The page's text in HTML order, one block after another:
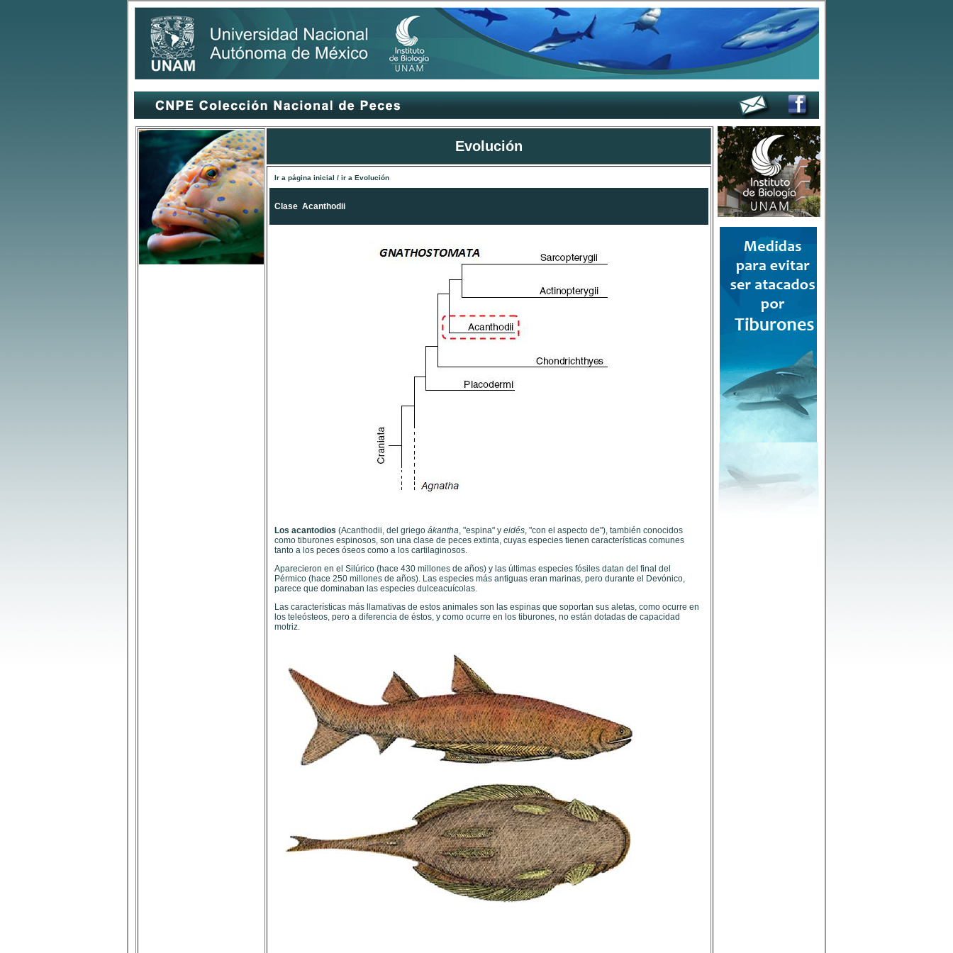
Evolución
Ir a página inicial / ir a Evolución
Clase Acanthodii
Los acantodios (Acanthodii, del griego ákantha, "espina" y eidés, "con el aspecto de"), también conocidos
como tiburones espinosos, son una clase de peces extinta, cuyas especies tienen características comunes
tanto a los peces óseos como a los cartilaginosos.
Aparecieron en el Silúrico (hace 430 millones de años) y las últimas especies fósiles datan del final del
Pérmico (hace 250 millones de años). Las especies más antiguas eran marinas, pero durante el Devónico,
parece que dominaban las especies dulceacuícolas.
Las características más llamativas de estos animales son las espinas que soportan sus aletas, como ocurre en
los teleósteos, pero a diferencia de éstos, y como ocurre en los tiburones, no están dotadas de capacidad
motriz.